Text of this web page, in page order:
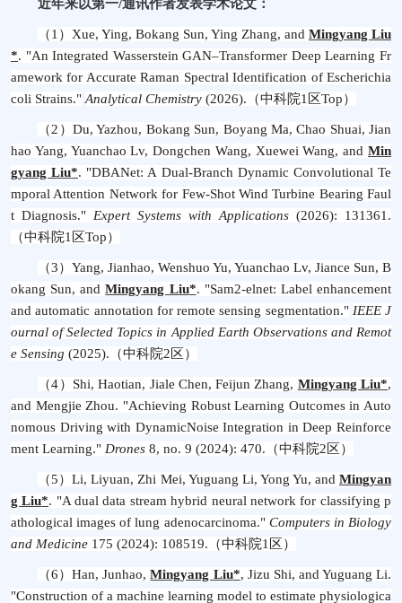
近年来以第一/通讯作者发表学术论文：
（1） Xue, Ying, Bokang Sun, Ying Zhang, and Mingyang Liu
*. "An Integrated Wasserstein GAN–Transformer Deep Learning Fr
amework for Accurate Raman Spectral Identification of Escherichia
coli Strains." Analytical Chemistry (2026). （中科院1 区Top）
（2）Du, Yazhou, Bokang Sun, Boyang Ma, Chao Shuai, Jian
hao Yang, Yuanchao Lv, Dongchen Wang, Xuewei Wang, and Min
gyang Liu*. "DBANet: A Dual-Branch Dynamic Convolutional Te
mporal Attention Network for Few-Shot Wind Turbine Bearing Faul
t Diagnosis." Expert Systems with Applications (2026): 131361.
（中科院1 区Top）
（3） Yang, Jianhao, Wenshuo Yu, Yuanchao Lv, Jiance Sun, B
okang Sun, andMingyang Liu*. "Sam2-elnet: Label enhancement
and automatic annotation for remote sensing segmentation." IEEE J
ournal of Selected Topics in Applied Earth Observations and Remot
e Sensing (2025). （中科院2 区 ）
（4） Shi, Haotian, Jiale Chen, Feijun Zhang, Mingyang Liu*,
and Mengjie Zhou. "Achieving Robust Learning Outcomes in Auto
nomous Driving with DynamicNoise Integration in Deep Reinforce
ment Learning." Drones 8, no. 9 (2024): 470. （中科院2 区）
（5）Li, Liyuan, Zhi Mei, Yuguang Li, Yong Yu, and Mingyan
g Liu*. "A dual data stream hybrid neural network for classifying p
athological images of lung adenocarcinoma." Computers in Biology
and Medicine 175 (2024): 108519. （中科院1 区）
（6）Han, Junhao,Mingyang Liu*, Jizu Shi, and Yuguang Li.
"Construction of a machine learning model to estimate physiologica